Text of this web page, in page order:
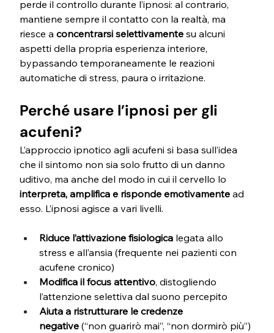
perde il controllo durante l’ipnosi: al contrario,
mantiene sempre il contatto con la realtà, ma
riesce a concentrarsi selettivamente su alcuni
aspetti della propria esperienza interiore,
bypassando temporaneamente le reazioni
automatiche di stress, paura o irritazione.
Perché usare l’ipnosi per gli
acufeni?
L’approccio ipnotico agli acufeni si basa sull’idea
che il sintomo non sia solo frutto di un danno
uditivo, ma anche del modo in cui il cervello lo
interpreta, amplifica e risponde emotivamente ad
esso. L’ipnosi agisce a vari livelli.
Riduce l’attivazione fisiologica legata allo
stress e all’ansia (frequente nei pazienti con
acufene cronico)
Modifica il focus attentivo, distogliendo
l’attenzione selettiva dal suono percepito
Aiuta a ristrutturare le credenze
negative (“non guarirò mai”, “non dormirò più”)